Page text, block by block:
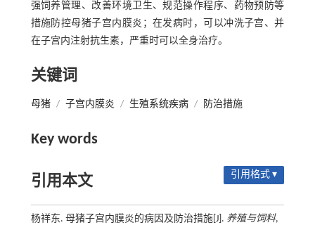
强饲养管理、改善环境卫生、规范操作程序、药物预防等
措施防控母猪子宫内膜炎；在发病时，可以冲洗子宫、并
在子宫内注射抗生素，严重时可以全身治疗。
关键词
母猪 / 子宫内膜炎 / 生殖系统疾病 / 防治措施
Key words
引用本文 引用格式 ▾
杨祥东. 母猪子宫内膜炎的病因及防治措施[J]. 养殖与饲料,